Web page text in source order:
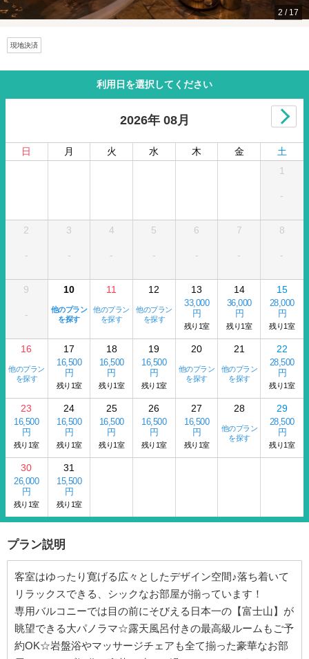
2 / 17
現地決済
利用日を選択してください
2026年 08月
日 月 火 水 木 金
土
1
-
2
-
3
-
4
-
5
-
6
-
7
-
8
-
9
-
10
他のプラン
を探す
11
他のプラン
を探す
12
他のプラン
を探す
13
33,000
円
残り1室
14
36,000
円
残り1室
15
28,000
円
残り1室
16
他のプラン
を探す
17
16,500
円
残り1室
18
16,500
円
残り1室
19
16,500
円
残り1室
20
他のプラン
を探す
21
他のプラン
を探す
22
28,500
円
残り1室
23
16,500
円
残り1室
24
16,500
円
残り1室
25
16,500
円
残り1室
26
16,500
円
残り1室
27
16,500
円
残り1室
28
他のプラン
を探す
29
28,500
円
残り1室
30
26,000
円
残り1室
31
15,500
円
残り1室
プラン説明
客室はゆったり寛げる広々としたデザイン空間♪落ち着いて
リラックスできる、シックなお部屋が揃っています！
専用バルコニーでは目の前にそびえる日本一の【富士山】が
眺望できる大パノラマ☆露天風呂付きの最高級ルームもご予
約OK☆岩盤浴やマッサージチェアも全て揃った豪華なお部